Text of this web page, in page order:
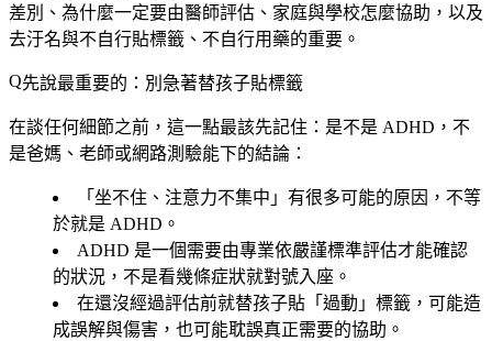
差別、為什麼一定要由醫師評估、家庭與學校怎麼協助，以及
去汙名與不自行貼標籤、不自行用藥的重要。
先說最重要的：別急著替孩子貼標籤
在談任何細節之前，這一點最該先記住：是不是 ADHD，不
是爸媽、老師或網路測驗能下的結論：
「坐不住、注意力不集中」 有很多可能的原因 ，不等
於就是 ADHD。
ADHD 是一個需要由專業依嚴謹標準評估才能確認
的狀況，不是看幾條症狀就對號入座。
在還沒經過評估前就替孩子貼「過動」標籤， 可能造
成誤解與傷害 ，也可能耽誤真正需要的協助。